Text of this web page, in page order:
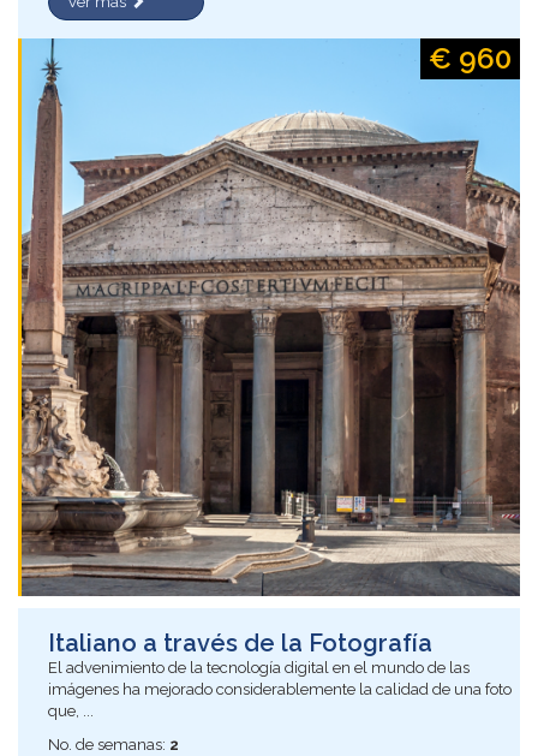
€ 960
Italiano a través de la Fotografía
El advenimiento de la tecnología digital en el mundo de las
imágenes ha mejorado considerablemente la calidad de una foto
que, ...
No. de semanas: 2